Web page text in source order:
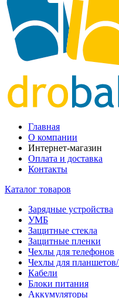
Главная
О компании
Интернет-магазин
Оплата и доставка
Контакты
Каталог товаров
Зарядные устройства
УМБ
Защитные стекла
Защитные пленки
Чехлы для телефонов
Чехлы для
Кабели
Блоки питания
Аккумуляторы